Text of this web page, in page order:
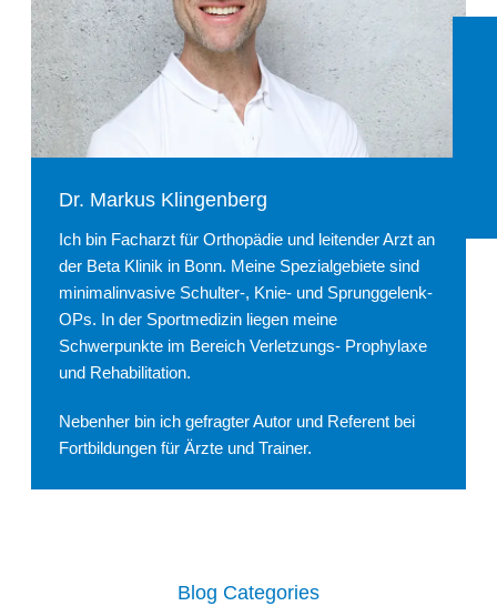
Dr. Markus Klingenberg
Ich bin Facharzt für Orthopädie und leitender Arzt an
der Beta Klinik in Bonn. Meine Spezialgebiete sind
minimalinvasive Schulter-, Knie- und Sprunggelenk-
OPs. In der Sportmedizin liegen meine
Schwerpunkte im Bereich Verletzungs- Prophylaxe
und Rehabilitation.
Nebenher bin ich gefragter Autor und Referent bei
Fortbildungen für Ärzte und Trainer.
Blog Categories